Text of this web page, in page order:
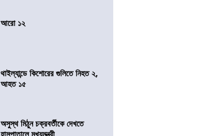
আরো ১২
থাইল্যান্ডে কিশোরের গুলিতে নিহত ২,
আহত ১৫
অসুস্থ মিঠুন চক্রবর্তীকে দেখতে